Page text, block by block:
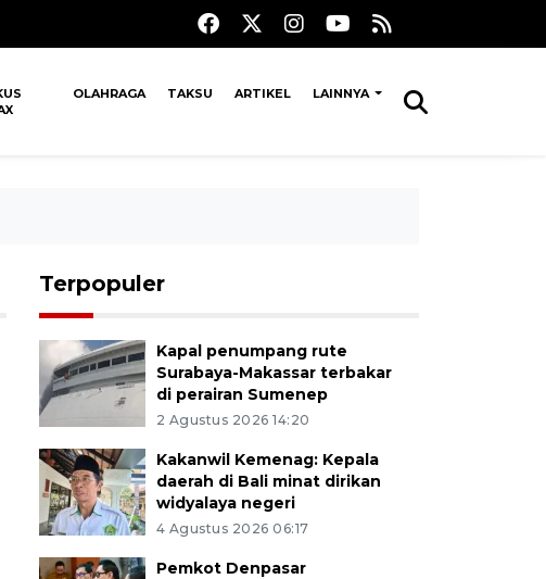
OLAHRAGA TAKSU ARTIKEL LAINNYA
Terpopuler
Kapal penumpang rute
Surabaya-Makassar terbakar
di perairan Sumenep
2 Agustus 2026 14:20
Kakanwil Kemenag: Kepala
daerah di Bali minat dirikan
widyalaya negeri
4 Agustus 2026 06:17
Pemkot Denpasar